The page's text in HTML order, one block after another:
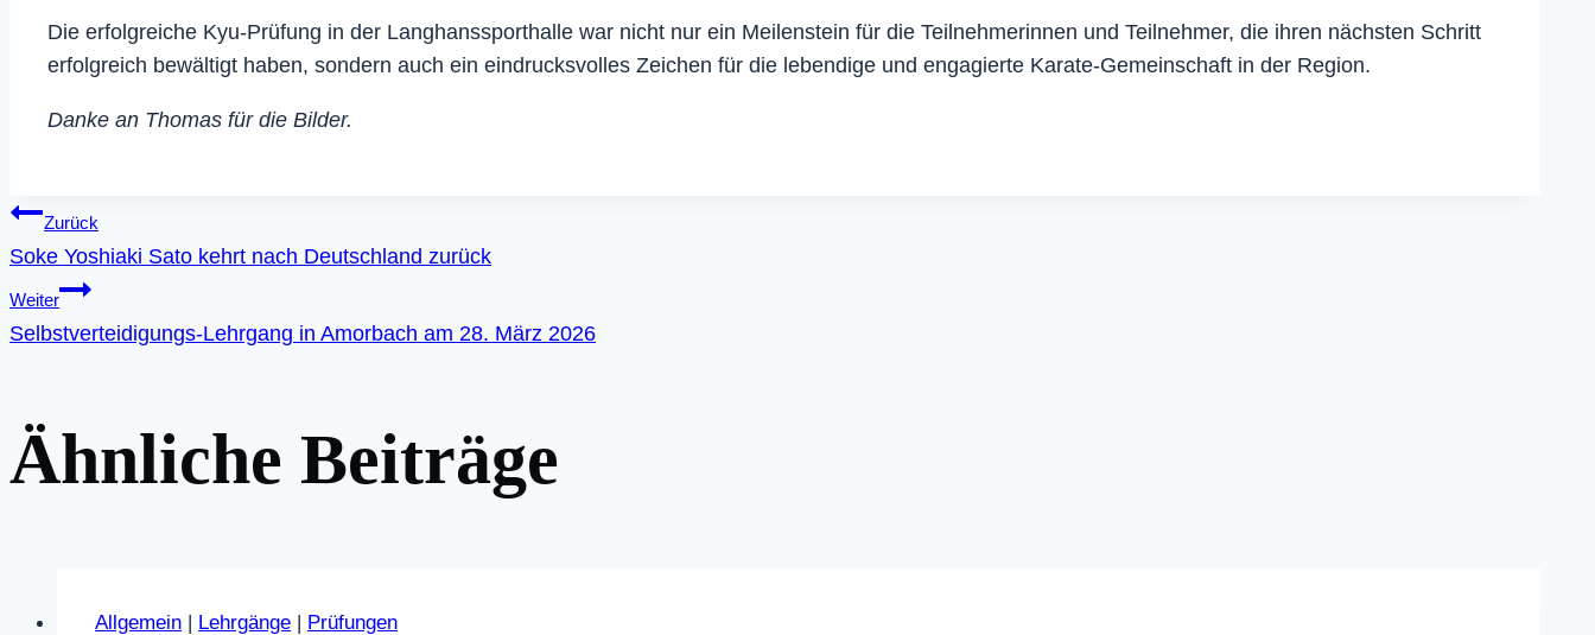
Die erfolgreiche Kyu-Prüfung in der Langhanssporthalle war nicht nur ein Meilenstein für die Teilnehmerinnen und Teilnehmer, die ihren nächsten Schritt
erfolgreich bewältigt haben, sondern auch ein eindrucksvolles Zeichen für die lebendige und engagierte Karate-Gemeinschaft in der Region.
Danke an Thomas für die Bilder.
Beitragsnavigation
Zurück
Soke Yoshiaki Sato kehrt nach Deutschland zurück
Weiter
Selbstverteidigungs-Lehrgang in Amorbach am 28. März 2026
Ähnliche Beiträge
Allgemein | Lehrgänge | Prüfungen